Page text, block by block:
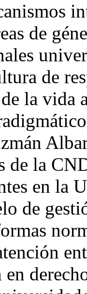
de
de
la vida
de la
en
de